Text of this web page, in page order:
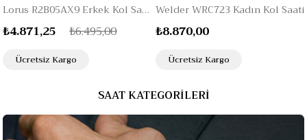
Lorus R2B05AX9 Erkek Kol Saati
₺4.871,25 ₺6.495,00
Ücretsiz Kargo
Welder WRC723 Kadın Kol Saati
₺8.870,00
Ücretsiz Kargo
SAAT KATEGORİLERİ